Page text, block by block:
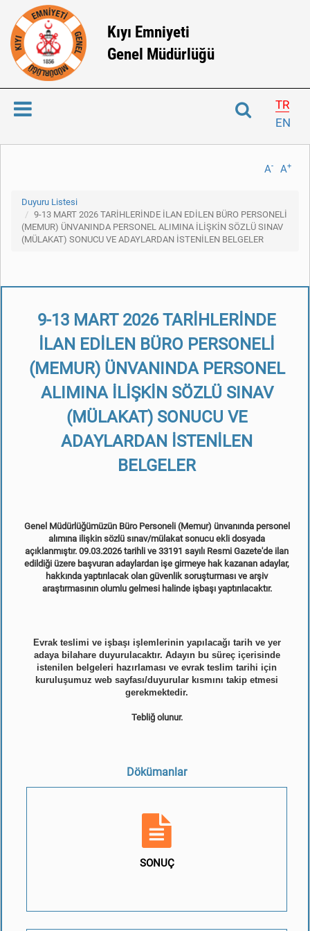
Kıyı Emniyeti
Genel Müdürlüğü
TR
EN
A+
A-
Duyuru Listesi
9-13 MART 2026 TARİHLERİNDE İLAN EDİLEN BÜRO PERSONELİ
(MEMUR) ÜNVANINDA PERSONEL ALIMINA İLİŞKİN SÖZLÜ SINAV
(MÜLAKAT) SONUCU VE ADAYLARDAN İSTENİLEN BELGELER
9-13 MART 2026 TARİHLERİNDE
İLAN EDİLEN BÜRO PERSONELİ
(MEMUR) ÜNVANINDA PERSONEL
ALIMINA İLİŞKİN SÖZLÜ SINAV
(MÜLAKAT) SONUCU VE
ADAYLARDAN İSTENİLEN
BELGELER
Genel Müdürlüğümüzün Büro Personeli (Memur) ünvanında personel
alımına ilişkin sözlü sınav/mülakat sonucu ekli dosyada
açıklanmıştır. 09.03.2026 tarihli ve 33191 sayılı Resmi Gazete'de ilan
edildiği üzere başvuran adaylardan işe girmeye hak kazanan adaylar,
hakkında yaptırılacak olan güvenlik soruşturması ve arşiv
araştırmasının olumlu gelmesi halinde işbaşı yaptırılacaktır.
Evrak teslimi ve işbaşı işlemlerinin yapılacağı tarih ve yer
adaya bilahare duyurulacaktır. Adayın bu süreç içerisinde
istenilen belgeleri hazırlaması ve evrak teslim tarihi için
kuruluşumuz web sayfası/duyurular kısmını takip etmesi
gerekmektedir.
Tebliğ olunur.
Dökümanlar
SONUÇ